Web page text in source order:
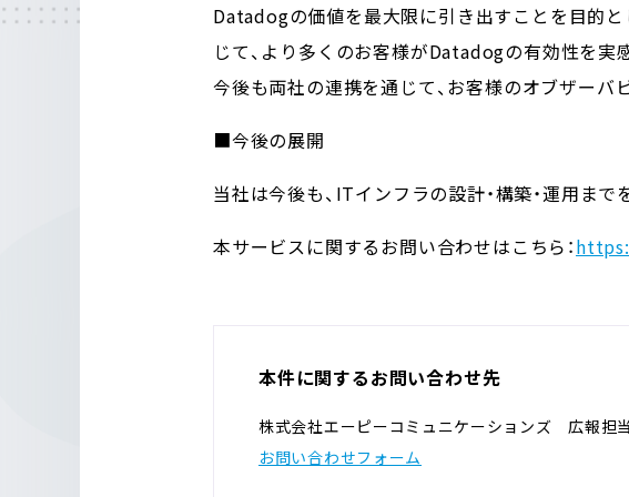
Datadogの価値を最大限に引き出すことを目的
じて、より多くのお客様がDatadogの有効性を実
今後も両社の連携を通じて、お客様のオブザーバ
■今後の展開
当社は今後も、ITインフラの設計・構築・運用ま
本サービスに関するお問い合わせはこちら：
本件に関するお問い合わせ先
株式会社エーピーコミュニケーションズ 広報担当
お問い合わせフォーム